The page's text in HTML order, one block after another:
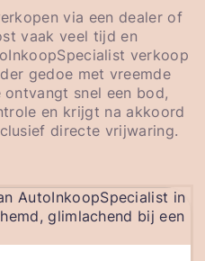
via een dealer of
vaak veel tijd en
verkoop
gedoe met vreemde
snel een bod,
en krijgt na akkoord
directe vrijwaring.